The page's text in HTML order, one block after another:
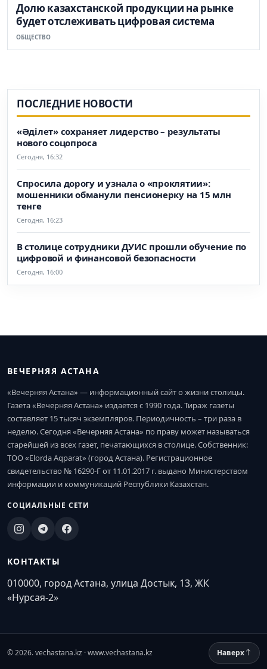
Долю казахстанской продукции на рынке
будет отслеживать цифровая система
ОБЩЕСТВО
ПОСЛЕДНИЕ НОВОСТИ
«Әділет» сохраняет лидерство – результаты
нового соцопроса
Сегодня, 16:32
Спросила дорогу и узнала о «проклятии»:
мошенники обманули пенсионерку на 15 млн
тенге
Сегодня, 16:23
В столице сотрудники ДУИС прошли обучение по
цифровой и финансовой безопасности
Сегодня, 16:00
ВЕЧЕРНЯЯ АСТАНА
«Вечерняя Астана» — информационный сайт о жизни столицы.
Газета «Вечерняя Астана» издается с 1990 года. Тираж газеты
составляет 15 тысяч экземпляров. Периодичность – три раза в
неделю. Сегодня «Вечерняя Астана» по праву может называться
старейшей из всех газет, печатающихся в столице. Собственник:
ТОО «Elorda Aqparat» (город Астана). Регистрационное
свидетельство № 16290-Г от 11.01.2017 г. выдано Министерством
информации и коммуникаций Республики Казахстан.
СОЦИАЛЬНЫЕ СЕТИ
КОНТАКТЫ
010000, город Астана, улица Достык, 13, ЖК
«Нурсая-2»
© 2026. vechastana.kz · www.vechastana.kz Наверх